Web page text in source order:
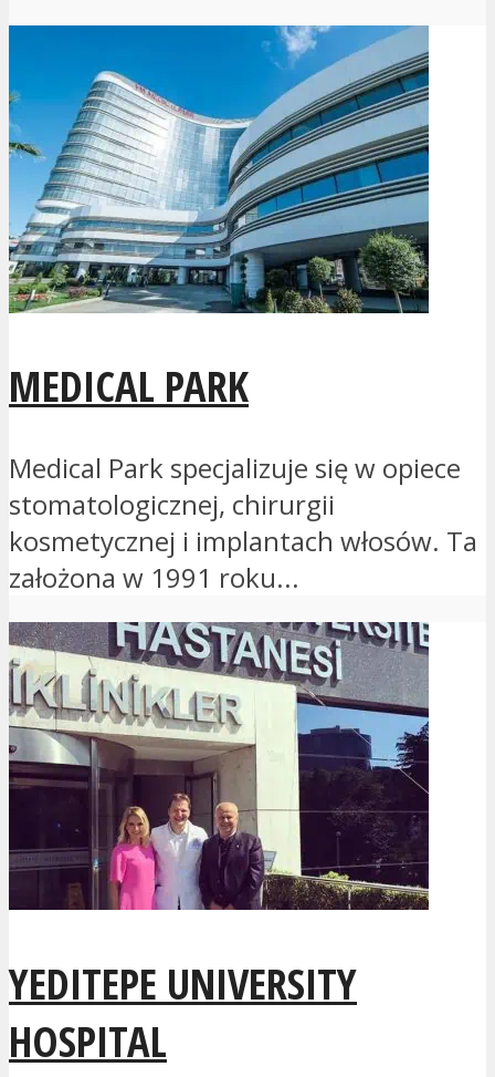
MEDICAL PARK
Medical Park specjalizuje się w opiece
stomatologicznej, chirurgii
kosmetycznej i implantach włosów. Ta
założona w 1991 roku...
YEDITEPE UNIVERSITY
HOSPITAL